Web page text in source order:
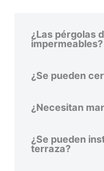
¿Las pérgolas
impermeables?
¿Se pueden
¿Necesitan
¿Se pueden
terraza?